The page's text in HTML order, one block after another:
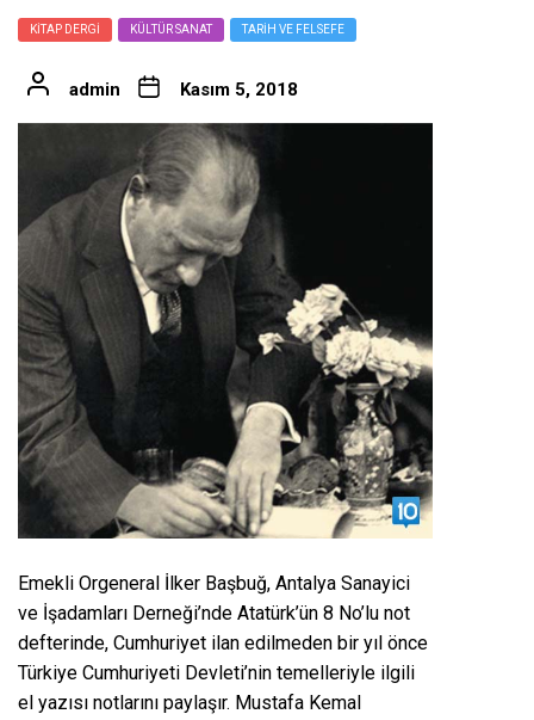
KITAP DERGI KÜLTÜR SANAT TARIH VE FELSEFE
admin Kasım 5, 2018
Emekli Orgeneral İlker Başbuğ, Antalya Sanayici
ve İşadamları Derneği’nde Atatürk’ün 8 No’lu not
defterinde, Cumhuriyet ilan edilmeden bir yıl önce
Türkiye Cumhuriyeti Devleti’nin temelleriyle ilgili
el yazısı notlarını paylaşır. Mustafa Kemal